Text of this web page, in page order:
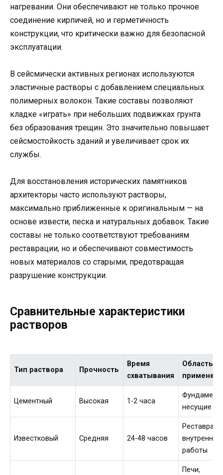
нагревании. Они обеспечивают не только прочное
соединение кирпичей, но и герметичность
конструкции, что критически важно для безопасной
эксплуатации.
В сейсмически активных регионах используются
эластичные растворы с добавлением специальных
полимерных волокон. Такие составы позволяют
кладке «играть» при небольших подвижках грунта
без образования трещин. Это значительно повышает
сейсмостойкость зданий и увеличивает срок их
службы.
Для восстановления исторических памятников
архитекторы часто используют растворы,
максимально приближенные к оригинальным — на
основе извести, песка и натуральных добавок. Такие
составы не только соответствуют требованиям
реставрации, но и обеспечивают совместимость
новых материалов со старыми, предотвращая
разрушение конструкции.
Сравнительные характеристики
растворов
Тип раствора Прочность
Время
схватывания
Область
Цементный Высокая 1-2 часа
несущие
Известковый Средняя 24-48 часов
внутренние
работы
Печи,